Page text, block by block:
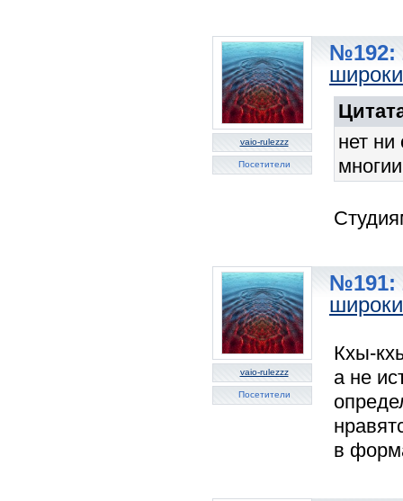
vaio-rulezzz
Посетители
№192:
нет ни
vaio-rulezzz
Посетители
№191:
Кхы-
а не
в